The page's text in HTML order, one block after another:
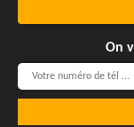
On